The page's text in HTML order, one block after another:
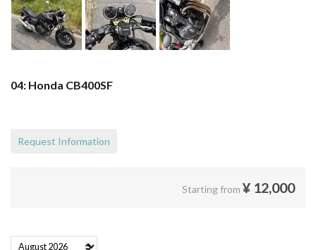
04: Honda CB400SF
Request Information
Starting from ¥ 12,000